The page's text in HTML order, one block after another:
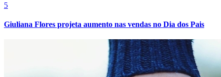
5
Giuliana Flores projeta aumento nas vendas no Dia dos Pais